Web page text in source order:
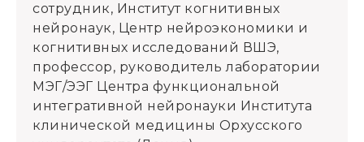
сотрудник, Институт когнитивных
нейронаук, Центр нейроэкономики и
когнитивных исследований ВШЭ,
профессор, руководитель лаборатории
МЭГ/ЭЭГ Центра функциональной
интегративной нейронауки Института
клинической медицины Орхусского